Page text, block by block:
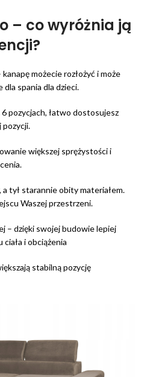
– co wyróżnia ją
możecie rozłożyć i może
dla spania dla dzieci.
pozycjach, łatwo dostosujesz
pozycji.
większej sprężystości i
tył starannie obity materiałem.
Waszej przestrzeni.
– dzięki swojej budowie lepiej
i obciążenia
stabilną pozycję